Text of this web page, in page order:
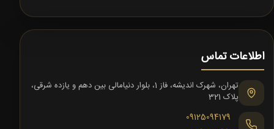
اطلاعات تماس
تهران، شهرک اندیشه، فاز 1، بلوار دنیامالی بین دهم و یازده شرقی،
پلاک 321
09125094179